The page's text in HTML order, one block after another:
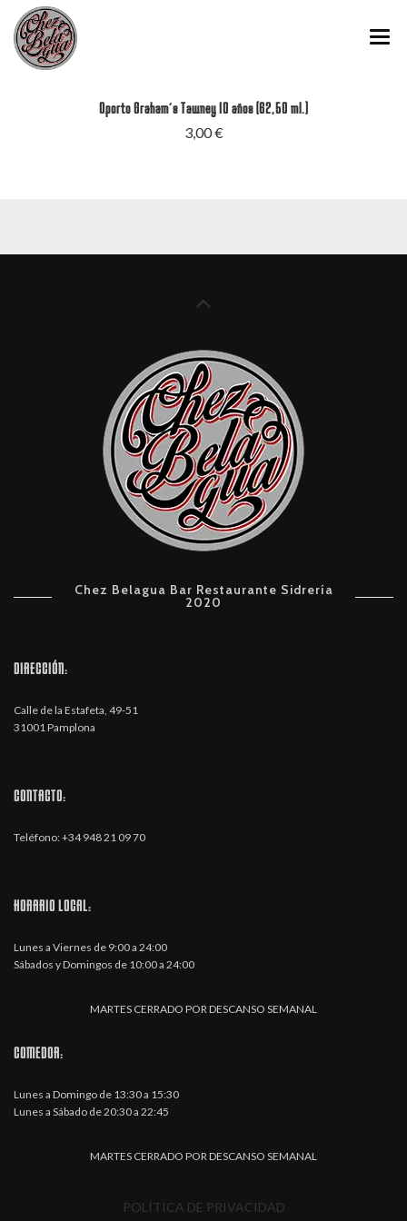
Oporto Graham´s Tawney 10 años (62,50 ml.)
3,00 €
Chez Belagua Bar Restaurante Sidrería
2020
DIRECCIÓN:
Calle de la Estafeta, 49-51
31001 Pamplona
CONTACTO:
Teléfono: +34 948 21 09 70
HORARIO LOCAL:
Lunes a Viernes de 9:00 a 24:00
Sábados y Domingos de 10:00 a 24:00
MARTES CERRADO POR DESCANSO SEMANAL
COMEDOR:
Lunes a Domingo de 13:30 a 15:30
Lunes a Sábado de 20:30 a 22:45
MARTES CERRADO POR DESCANSO SEMANAL
POLÍTICA DE PRIVACIDAD